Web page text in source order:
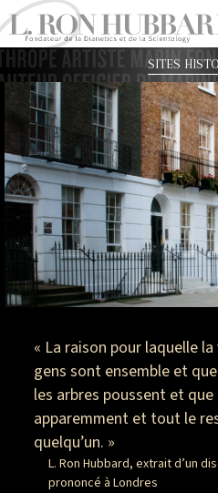
SITES
« La raison pour laquelle
gens sont ensemble et
les arbres poussent et
apparemment et tout le
quelqu’un. »
L. Ron Hubbard, extrait d’un
prononcé à Londres